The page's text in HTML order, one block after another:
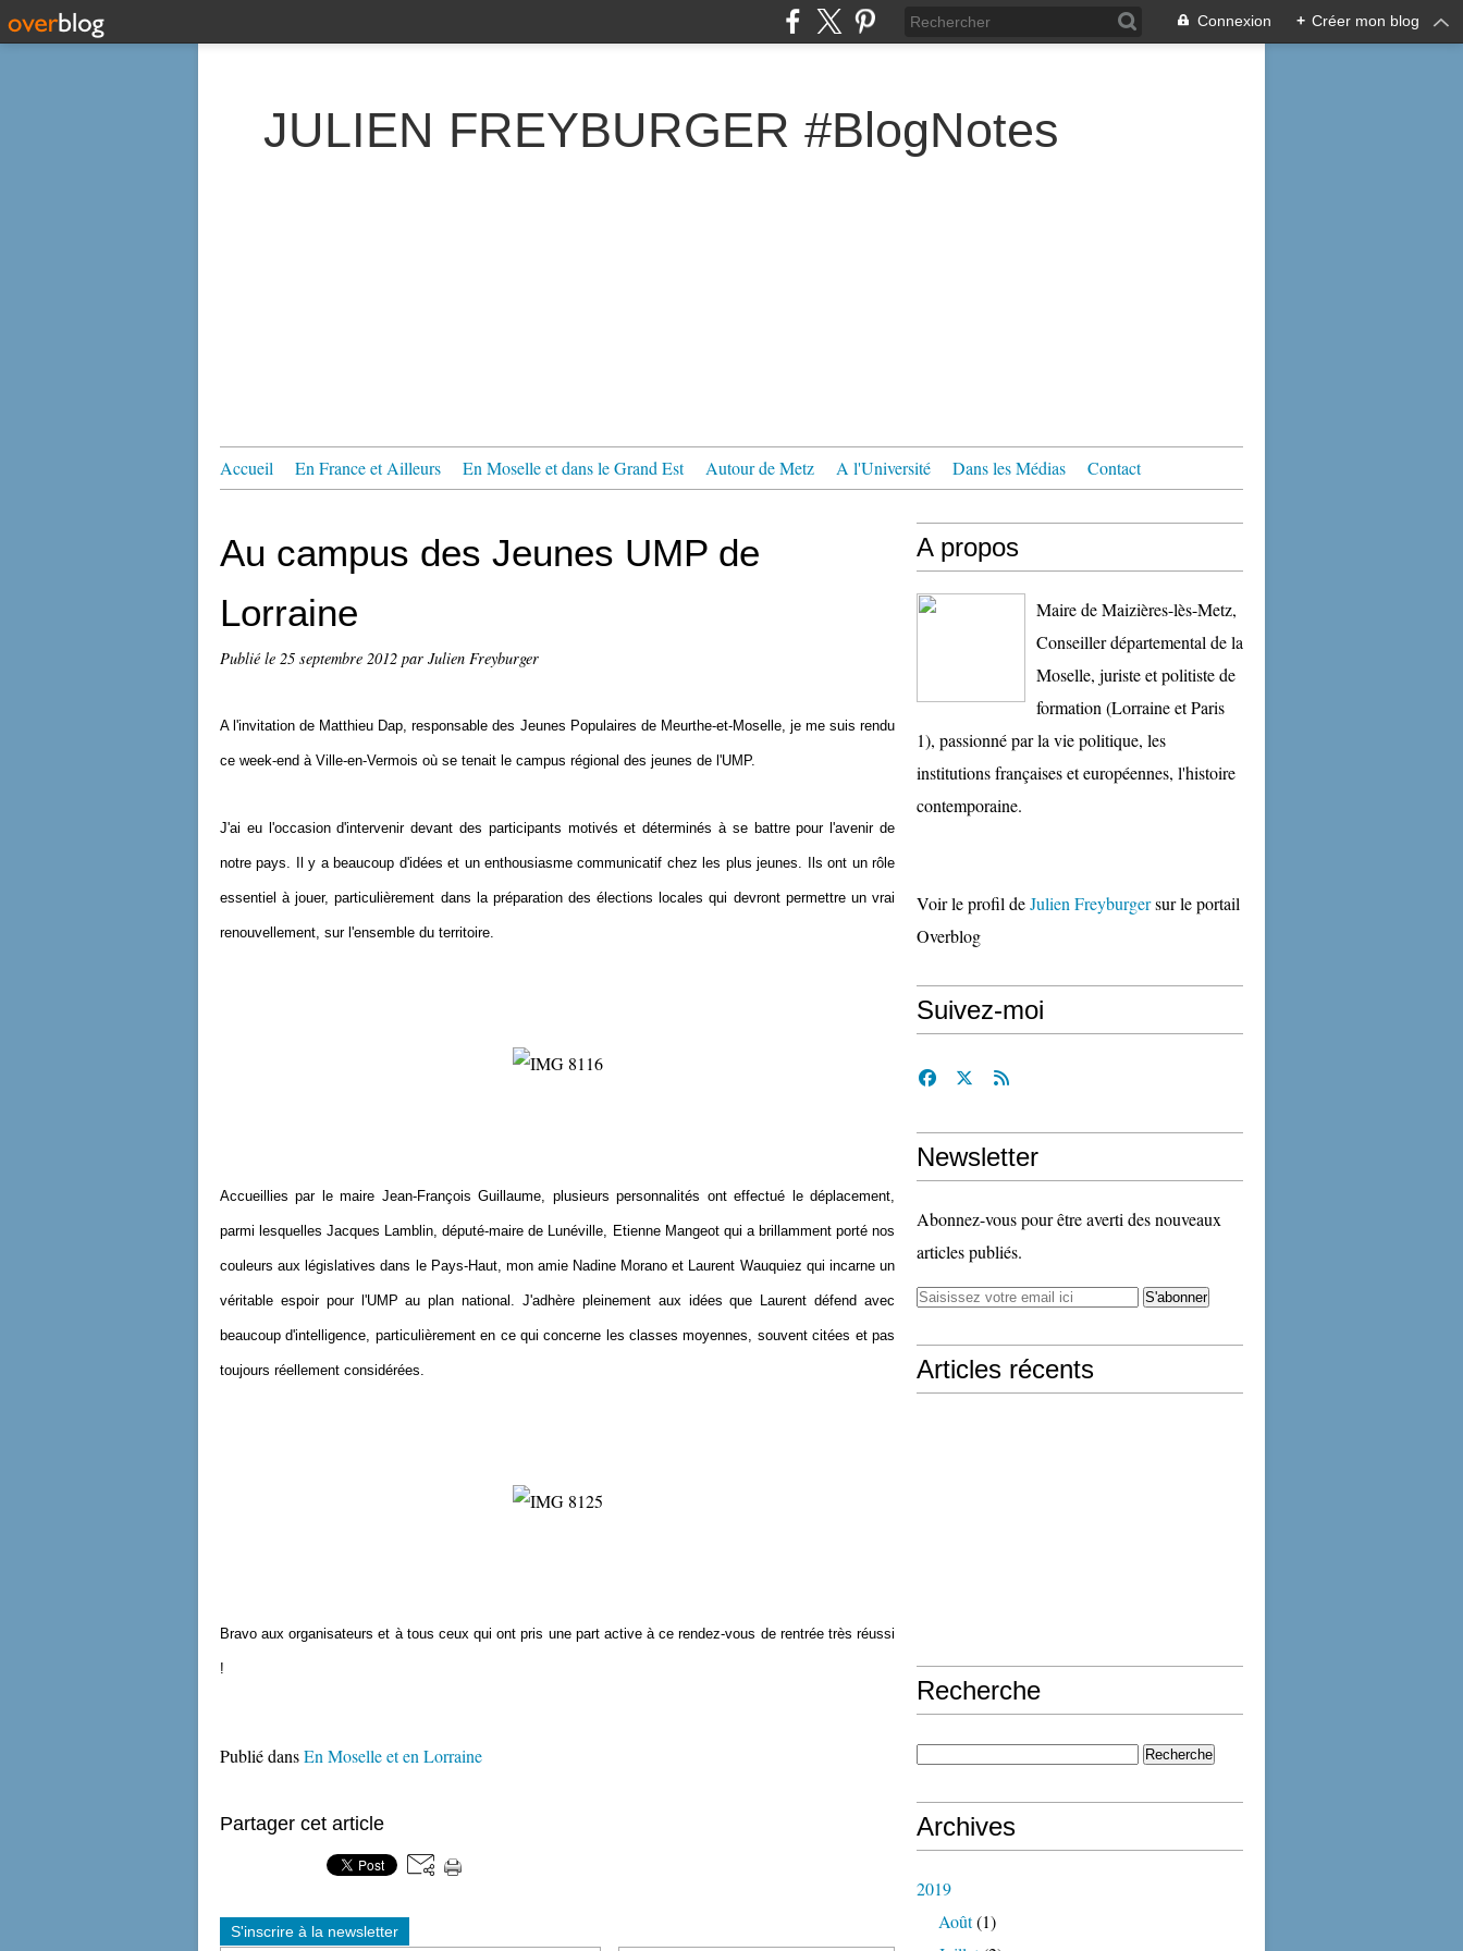
Connexion + Créer mon blog
JULIEN FREYBURGER #BlogNotes
Accueil En France et Ailleurs En Moselle et dans le Grand Est Autour de Metz A l'Université Dans les Médias Contact
Au campus des Jeunes UMP de
Lorraine
Publié le 25 septembre 2012 par Julien Freyburger
A l'invitation de Matthieu Dap, responsable des Jeunes Populaires de Meurthe-et-Moselle, je me suis rendu
ce week-end à Ville-en-Vermois où se tenait le campus régional des jeunes de l'UMP.
J'ai eu l'occasion d'intervenir devant des participants motivés et déterminés à se battre pour l'avenir de
notre pays. Il y a beaucoup d'idées et un enthousiasme communicatif chez les plus jeunes. Ils ont un rôle
essentiel à jouer, particulièrement dans la préparation des élections locales qui devront permettre un vrai
renouvellement, sur l'ensemble du territoire.
Accueillies par le maire Jean-François Guillaume, plusieurs personnalités ont effectué le déplacement,
parmi lesquelles Jacques Lamblin, député-maire de Lunéville, Etienne Mangeot qui a brillamment porté nos
couleurs aux législatives dans le Pays-Haut, mon amie Nadine Morano et Laurent Wauquiez qui incarne un
véritable espoir pour l'UMP au plan national. J'adhère pleinement aux idées que Laurent défend avec
beaucoup d'intelligence, particulièrement en ce qui concerne les classes moyennes, souvent citées et pas
toujours réellement considérées.
Bravo aux organisateurs et à tous ceux qui ont pris une part active à ce rendez-vous de rentrée très réussi
!
Publié dansEn Moselle et en Lorraine
Partager cet article
S'inscrire à la newsletter
A propos
Maire de Maizières-lès-Metz,
Conseiller départemental de la
Moselle, juriste et politiste de
formation (Lorraine et Paris
1), passionné par la vie politique, les
institutions françaises et européennes, l'histoire
contemporaine.
Voir le profil deJulien Freyburgersur le portail
Overblog
Suivez-moi
Newsletter
Abonnez-vous pour être averti des nouveaux
articles publiés.
Articles récents
Recherche
Archives
2019
Août(1)